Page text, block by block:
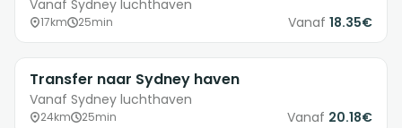
Vanaf Sydney luchthaven
17km 25min Vanaf 18.35€
Transfer naar Sydney haven
Vanaf Sydney luchthaven
24km 25min Vanaf 20.18€